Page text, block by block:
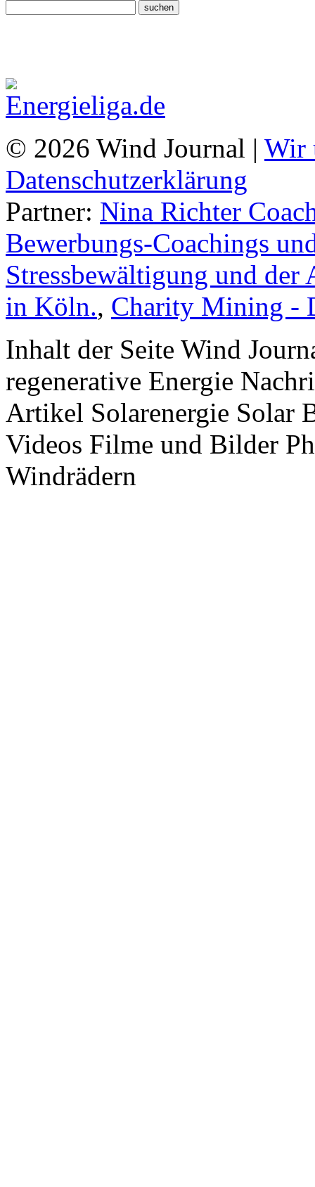
© 2026 Wind Journal | Wir
Datenschutzerklärung
Partner: Nina Richter
Bewerbungs-Coachings
Stressbewältigung und
in Köln., Charity Mining -
Inhalt der Seite Wind
regenerative Energie
Artikel Solarenergie Solar
Videos Filme und Bilder
Windrädern